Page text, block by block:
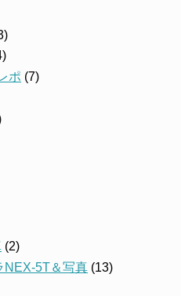
ポ (7)
(2)
NEX-5T＆写真 (13)